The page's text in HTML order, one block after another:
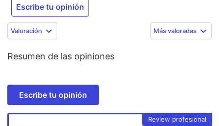
Escribe tu opinión
Valoración Más valoradas
Resumen de las opiniones
Escribe tu opinión
Review profesional